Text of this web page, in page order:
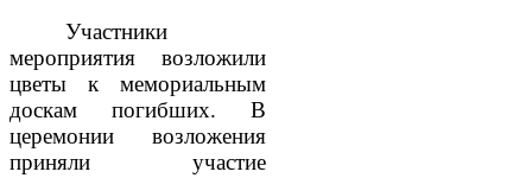
Участники
мероприятия возложили
цветы к мемориальным
доскам погибших. В
церемонии возложения
приняли участие